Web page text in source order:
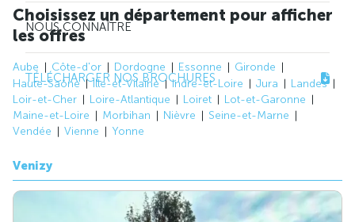
NOUS CONNAÎTRE
TÉLÉCHARGER NOS BROCHURES
Choisissez un département pour afficher
les offres
Aube Côte-d'or Dordogne Essonne
Gironde
Haute-Saône
Ille-et-Vilaine Indre-et-Loire Jura
Landes
Loir-et-Cher
Loire-Atlantique Loiret
Lot-et-Garonne
Maine-et-Loire
Morbihan Nièvre
Seine-et-Marne
Vendée
Vienne Yonne
Venizy